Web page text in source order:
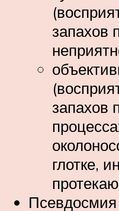
запахов
запахов
глотке,